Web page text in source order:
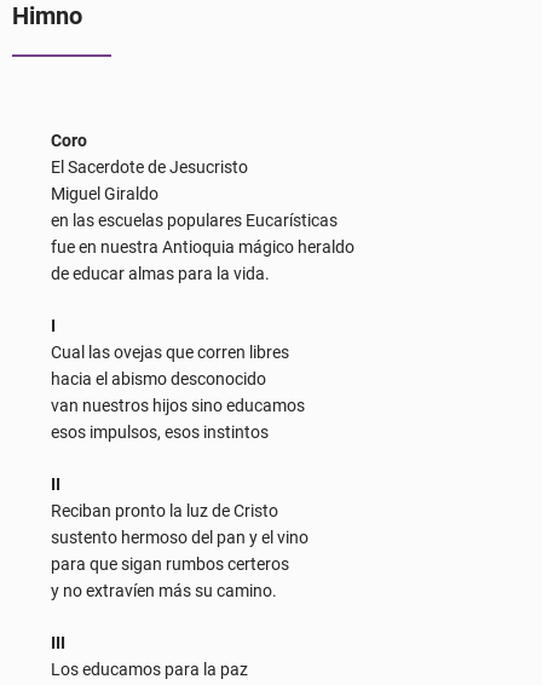
Himno
Coro
El Sacerdote de Jesucristo
Miguel Giraldo
en las escuelas populares Eucarísticas
fue en nuestra Antioquia mágico heraldo
de educar almas para la vida.
I
Cual las ovejas que corren libres
hacia el abismo desconocido
van nuestros hijos sino educamos
esos impulsos, esos instintos
II
Reciban pronto la luz de Cristo
sustento hermoso del pan y el vino
para que sigan rumbos certeros
y no extravíen más su camino.
III
Los educamos para la paz